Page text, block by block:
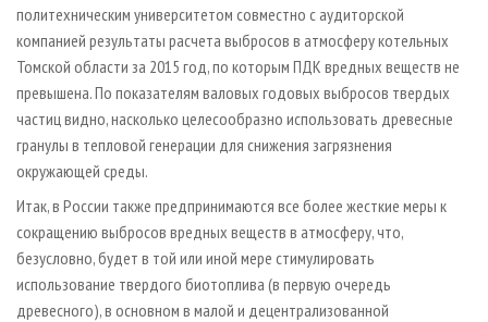
политехническим университетом совместно с аудиторской
компанией результаты расчета выбросов в атмосферу котельных
Томской области за 2015 год, по которым ПДК вредных веществ не
превышена. По показателям валовых годовых выбросов твердых
частиц видно, насколько целесообразно использовать древесные
гранулы в тепловой генерации для снижения загрязнения
окружающей среды.
Итак, в России также предпринимаются все более жесткие меры к
сокращению выбросов вредных веществ в атмосферу, что,
безусловно, будет в той или иной мере стимулировать
использование твердого биотоплива (в первую очередь
древесного), в основном в малой и децентрализованной